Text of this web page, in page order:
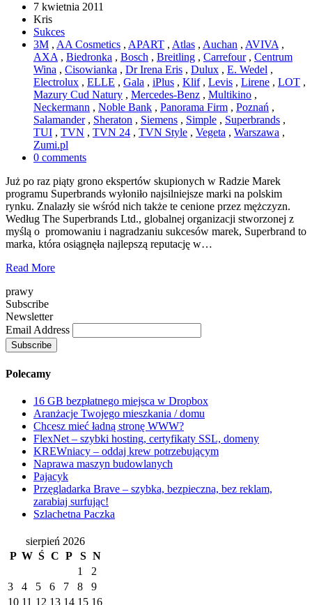
7 kwietnia 2011
Kris
Sukces
3M , AA Cosmetics , APART , Atlas , Auchan , AVIVA,
AXA, Biedronka , Bosch , Breitling , Carrefour, Centrum
Wina , Cisowianka , Dr Irena Eris , Dulux , E. Wedel ,
Electrolux , ELLE , Gala , iPlus , Klif, Levis , Lirene , LOT ,
Mazury Cud Natury , Mercedes-Benz , Multikino ,
Neckermann , Noble Bank , Panorama Firm , Poznań ,
Salamander, Sheraton , Siemens , Simple , Superbrands ,
TUI , TVN , TVN 24 , TVN Style , Vegeta , Warszawa ,
Zumi.pl
0 comments
Już po raz piąty grono ekspertów skupionych w Radzie Marek
programu Superbrands wyłoniło najsilniejsze marki na polskim
rynku. Znalazły sie wśród nich także te cenione przez mężczyzn.
Według The Superbrands Ltd., globalnej organizacji stworzonej z
myślą o promowaniu i nagradzaniu sukcesów marek, Superbrand to
marka, która osiągnęła najlepszą reputację w…
Read More
prawy
Subscribe
Newsletter
Email Address
Polecamy
16 GB bezpłatnego miejsca w Dropbox
Aranżacje Twojego mieszkania / domu
Chcesz mieć ładną stronę WWW?
FlexNet – szybki hosting, certyfikaty SSL, domeny
KREWniacy – oddaj krew potrzebującym
Naprawa maszyn budowlanych
Pajacyk
Przęgladarka Brave – szybka, bezpieczna, bez reklam,
zarabiaj surfując!
Szlachetna Paczka
sierpień 2026
P W Ś C P S N
1
2
3
4 5 6 7 8
9
10 11 12 13 14 15 16